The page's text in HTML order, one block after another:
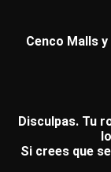
Cenco Malls
Disculpas. Tu
Si crees que